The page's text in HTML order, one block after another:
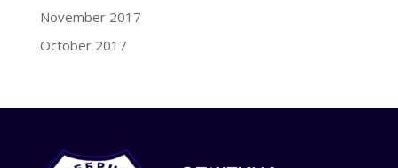
November 2017
October 2017